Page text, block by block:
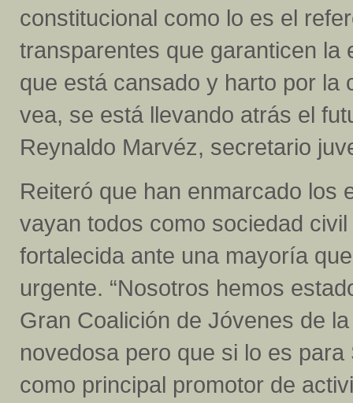
constitucional como lo es el
transparentes que garanticen la
que está cansado y harto por la
vea, se está llevando atrás el
Reynaldo Marvéz, secretario
Reiteró que han enmarcado los
vayan todos como sociedad
fortalecida ante una mayoría
urgente. “Nosotros hemos
Gran Coalición de Jóvenes de
novedosa pero que si lo es
como principal promotor de